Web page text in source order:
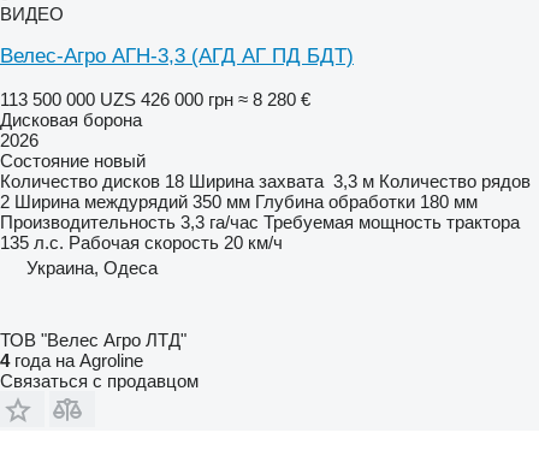
ВИДЕО
Велес-Агро АГН-3,3 (АГД АГ ПД БДТ)
113 500 000 UZS 426 000 грн ≈ 8 280 €
Дисковая борона
2026
Состояние новый
Количество дисков 18 Ширина захвата 3,3 м Количество рядов
2 Ширина междурядий 350 мм Глубина обработки 180 мм
Производительность 3,3 га/час Требуемая мощность трактора
135 л.с. Рабочая скорость 20 км/ч
Украина, Одеса
ТОВ "Велес Агро ЛТД"
4года на Agroline
Связаться с продавцом